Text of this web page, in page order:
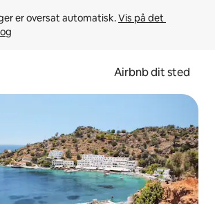
er oversat automatisk. Vis på det
Airbnb dit sted